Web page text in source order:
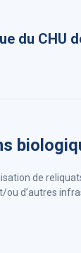
du CHU
de
ou d’autres